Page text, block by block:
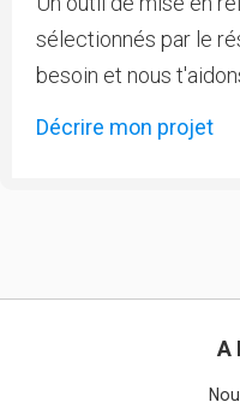
sélectionnés par le
besoin et nous
Décrire mon projet
A